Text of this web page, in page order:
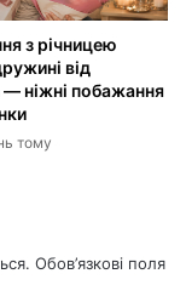
з річницею
від
— ніжні побажання
тому
Обов’язкові поля